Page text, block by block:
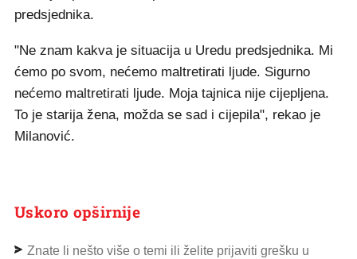
predsjednika.
"Ne znam kakva je situacija u Uredu predsjednika. Mi
ćemo po svom, nećemo maltretirati ljude. Sigurno
nećemo maltretirati ljude. Moja tajnica nije cijepljena.
To je starija žena, možda se sad i cijepila", rekao je
Milanović.
Uskoro opširnije
Znate li nešto više o temi ili želite prijaviti grešku u